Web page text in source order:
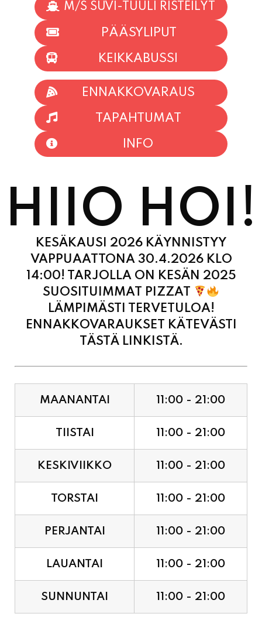
KEIKKABUSSI
TAPAHTUMAT
INFO
HIIO HOI!
KESÄKAUSI 2026 KÄYNNISTYY
VAPPUAATTONA 30.4.2026 KLO
14:00! TARJOLLA ON KESÄN 2025
SUOSITUIMMAT PIZZAT
LÄMPIMÄSTI TERVETULOA!
ENNAKKOVARAUKSET KÄTEVÄSTI
TÄSTÄ LINKISTÄ.
TIISTAI 11:00 - 21:00
KESKIVIIKKO 11:00 - 21:00
TORSTAI 11:00 - 21:00
PERJANTAI 11:00 - 21:00
LAUANTAI 11:00 - 21:00
SUNNUNTAI 11:00 - 21:00